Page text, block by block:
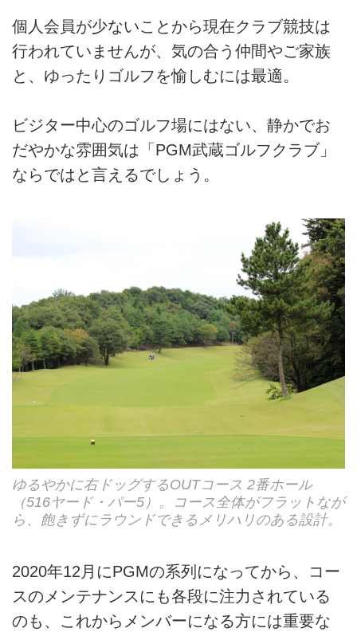
個人会員が少ないことから現在クラブ競技は
行われていませんが、気の合う仲間やご家族
と、ゆったりゴルフを愉しむには最適。
ビジター中心のゴルフ場にはない、静かでお
だやかな雰囲気は「PGM武蔵ゴルフクラブ」
ならではと言えるでしょう。
ゆるやかに右ドッグするOUTコース 2番ホール
（516ヤード・パー5）。コース全体がフラットなが
ら、飽きずにラウンドできるメリハリのある設計。
2020年12月にPGMの系列になってから、コー
スのメンテナンスにも各段に注力されている
のも、これからメンバーになる方には重要な